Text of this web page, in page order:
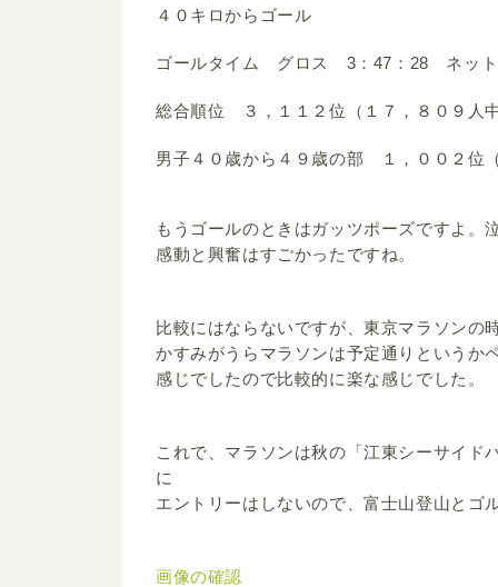
４０キロからゴール 0
ゴールタイム グロス 3：47：28 ネッ
総合順位 ３，１１２位（１７，８０９人
男子４０歳から４９歳の部 １，００２位
もうゴールのときはガッツポーズですよ。
感動と興奮はすごかったですね。
比較にはならないですが、東京マラソンの
かすみがうらマラソンは予定通りというか
感じでしたので比較的に楽な感じでした。
これで、マラソンは秋の「江東シーサイド
に
エントリーはしないので、富士山登山とゴ
画像の確認